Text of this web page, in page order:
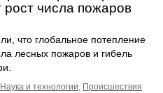
числа пожаров
что глобальное потепление
лесных пожаров и гибель
Наука и технологии, Происшествия